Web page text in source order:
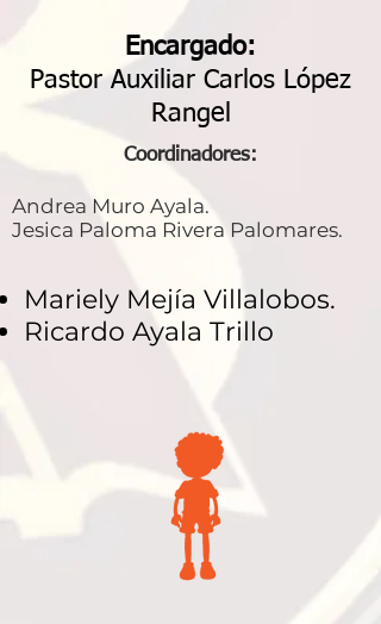
Encargado:
Pastor Auxiliar Carlos López
Rangel
Coordinadores:
​Andrea Muro Ayala.
Jesica Paloma Rivera Palomares.
Mariely Mejía Villalobos.
Ricardo Ayala Trillo